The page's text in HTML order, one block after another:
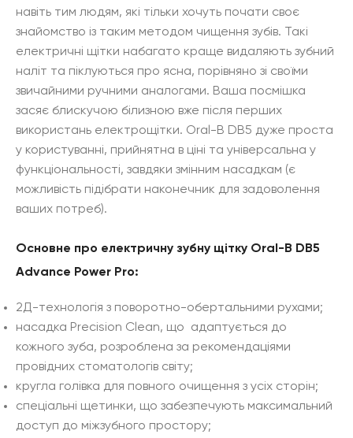
навіть тим людям, які тільки хочуть почати своє
знайомство із таким методом чищення зубів. Такі
електричні щітки набагато краще видаляють зубний
наліт та піклуються про ясна, порівняно зі своїми
звичайними ручними аналогами. Ваша посмішка
засяє блискучою білизною вже після перших
використань електрощітки. Oral-B DB5 дуже проста
у користуванні, прийнятна в ціні та універсальна у
функціональності, завдяки змінним насадкам (є
можливість підібрати наконечник для задоволення
ваших потреб).
Основне про електричну зубну щітку Oral-B DB5
Advance Power Pro:
2Д-технологія з поворотно-обертальними рухами;
насадка Precision Clean, що адаптується до
кожного зуба, розроблена за рекомендаціями
провідних стоматологів світу;
кругла голівка для повного очищення з усіх сторін;
спеціальні щетинки, що забезпечують максимальний
доступ до міжзубного простору;